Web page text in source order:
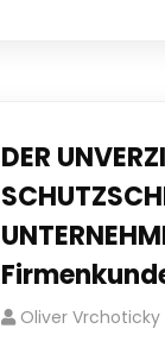
DER
Oliver Vrchoticky